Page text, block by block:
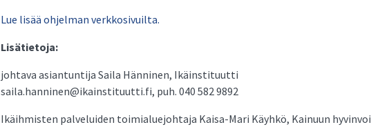
Lue lisää ohjelman verkkosivuilta.
Lisätietoja:
johtava asiantuntija Saila Hänninen, Ikäinstituutti
saila.hanninen@ikainstituutti.fi, puh. 040 582 9892
Ikäihmisten palveluiden toimialuejohtaja Kaisa-Mari Käyhkö, Kainuun